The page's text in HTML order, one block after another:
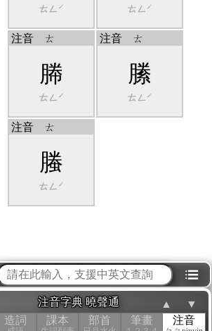
ㄊㄥˊ ㄊㄥˊ
注音 ㄊ
幐
ㄊㄥˊ
注音 ㄊ
縢
ㄊㄥˊ
注音 ㄊ
螣
ㄊㄥˊ
⁝☰
注音字典 曉聲通
造詞 課本 部首 筆畫 注音
▲ ▼